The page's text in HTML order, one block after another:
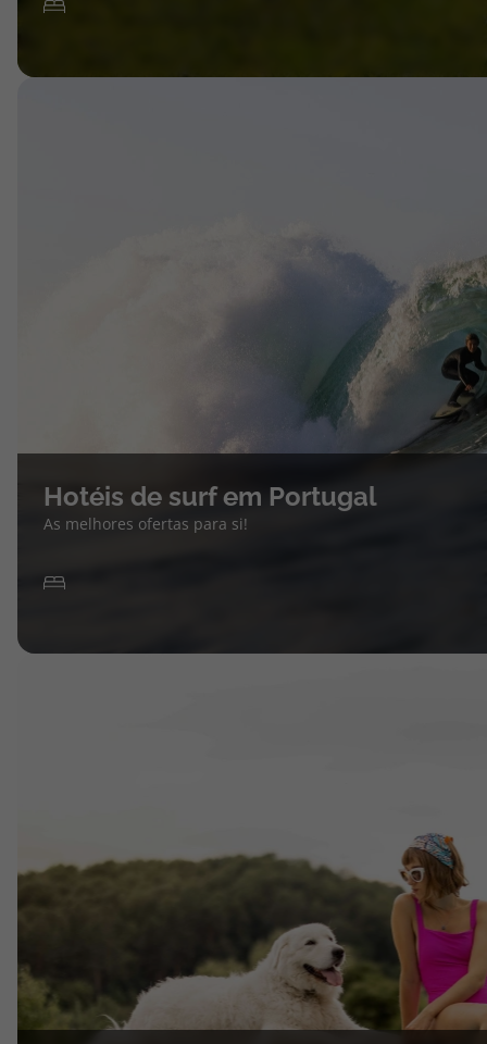
Hotéis de surf em Portugal
As melhores ofertas para si!